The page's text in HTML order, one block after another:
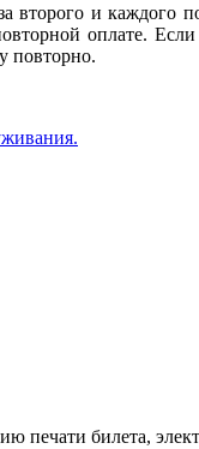
второго и
оплате.
повторно.
печати билета,